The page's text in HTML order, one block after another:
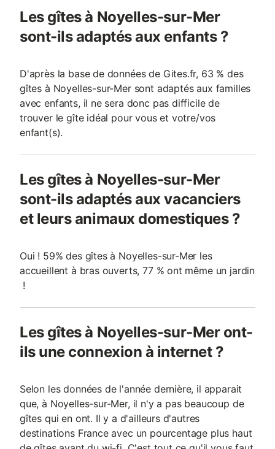
Les gîtes à Noyelles-sur-Mer
sont-ils adaptés aux enfants ?
D'après la base de données de Gites.fr, 63 % des
gîtes à Noyelles-sur-Mer sont adaptés aux familles
avec enfants, il ne sera donc pas difficile de
trouver le gîte idéal pour vous et votre/vos
enfant(s).
Les gîtes à Noyelles-sur-Mer
sont-ils adaptés aux vacanciers
et leurs animaux domestiques ?
Oui ! 59% des gîtes à Noyelles-sur-Mer les
accueillent à bras ouverts, 77 % ont même un jardin
!
Les gîtes à Noyelles-sur-Mer ont-
ils une connexion à internet ?
Selon les données de l'année dernière, il apparait
que, à Noyelles-sur-Mer, il n'y a pas beaucoup de
gîtes qui en ont. Il y a d'ailleurs d'autres
destinations France avec un pourcentage plus haut